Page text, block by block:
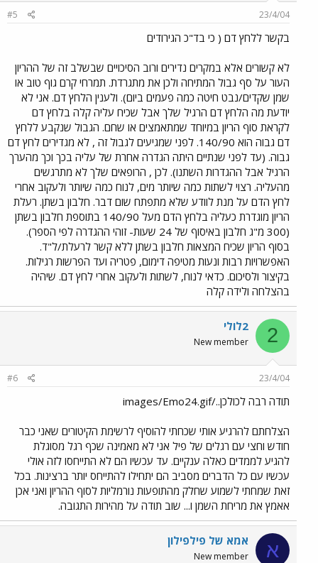
23/4/04
#5
בקשר ללחץ דם ( כי בד"כ הגירודים
לא קשורים אלא במקרים נדירים ורוב הסיכויים שבשלב זה של ההריון
העור על סף גבול המתיחה ולכן את מתגרדת. תמרחי קרם גוף טוב או
שמן שקדים/נבט חיטה כמה פעמים ביום). ולענין הלחץ דם. אני לא
יודעת מה הלחץ דם הרגיל שלך אבל שכיח עליה קלה בלחץ דם
לקראת סוף הריון במיוחד שמתאמצים או שחם. הגבול שנקבע ללחץ
דם גבוה הוא 140/90. לפני שמגיעים לגבול זה , לא מגדירים לחץ דם
גבוה. (עד לפני שנתיים היתה הגדרה אחרת של עליה בכך וכך מהערך
הרגיל אבל ההגדרות השתנו). לכן , הרופאים שלך לא מתרגשים
מהעליה. רצוי לשתות כמה שיותר מים, לנוח כמה שיותר ולעקוב אחרי
לחץ הדם על מנת לוודע שלא מתפתח שום דבר. חלבון בשתן. רעלת
הריון מוגדרת כעליה בלחץ הדם מעל 140/90 בתוספת חלבון בשתן
(300 מ"ג חלבון באיסוף של 24 שעות- זוהי ההגדרה לפי הספר).
בסוף הריון שכיח המצאות חלבון בשתן ללא קשר לרעלת/ל"ד.
האפשרויות רבות ונעות מטיפה דימום, פטריה ועד הפרשות רגילות.
בקיצור ולסיכום. כדאי לנוח, לשתות ולעקוב אחרי לחץ דם. שיהיה
בהצלחה ולידה קלה
2 2לולי
New member
23/4/04
#6
תודה רבה לכולכן../images/Emo24.gif
הצלחתם להרגיע אותי שכחתי להוסיף לרשימת הקיטורים שאני כבר
חודש וחצי עם רגלים של פיל אני לא מאמינה שכף רגל מסוגלת
להגיע לממדים כאלה ענקיים. עד עכשיו הם לא התייחסו לזה אולי
עכשיו עם כל הדברים מסביב הם יתחילו להתייחס יותר ברצינות. בכל
זאת שמחתי לשמוע שחלק מהתופעות נורמליות לסוף ההריון ואני אכן
אאמץ את מריחת השמן ו... שוב תודה על מהירות התגובה.
א אמא של פילפילון
New member